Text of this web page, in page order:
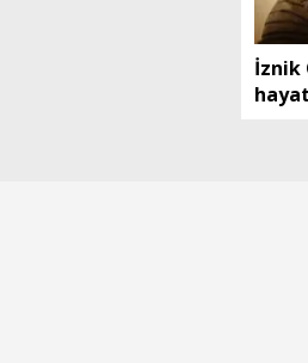
İznik